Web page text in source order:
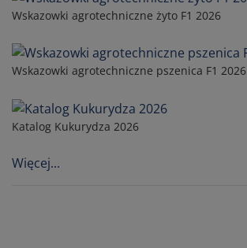
Wskazowki agrotechniczne żyto F1 2026
Wskazowki agrotechniczne pszenica F1 2026
Katalog Kukurydza 2026
Więcej...